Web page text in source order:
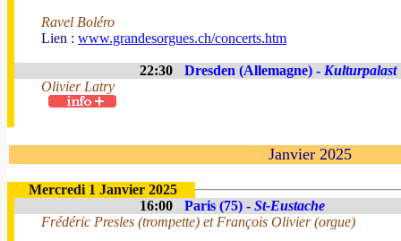
Ravel Boléro
Lien : www.grandesorgues.ch/concerts.htm
22:30 Dresden (Allemagne) - Kulturpalast
Olivier Latry
Janvier 2025
Mercredi 1 Janvier 2025
16:00
Paris (75) - St-Eustache
Frédéric Presles (trompette) et François Olivier (orgue)